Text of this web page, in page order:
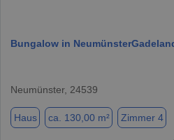
Bungalow in
Neumünster, 24539
Haus ca. 130,00 m² Zimmer 4